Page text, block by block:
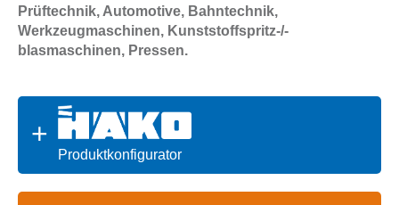
Prüftechnik, Automotive, Bahntechnik,
Werkzeugmaschinen, Kunststoffspritz-/-
blasmaschinen, Pressen.
Produktkonfigurator